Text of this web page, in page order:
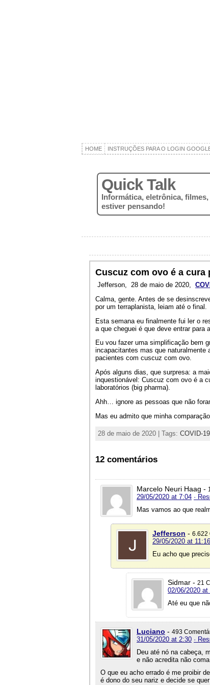
HOME INSTRUÇÕES PARA O LOGIN
Quick Talk
Informática, eletrônica,
estiver pensando!
Cuscuz com ovo é a cura
Jefferson, 28 de maio de 2020,
Calma, gente. Antes de se
por um terraplanista, leiam até o final.
Esta semana eu finalmente fui ler o
a que cheguei é que deve entrar para
Eu vou fazer uma simplificação bem
incapacitantes mas que naturalmente
pacientes com cuscuz com ovo.
Após alguns dias, que surpresa: a
inquestionável: Cuscuz com ovo é a
laboratórios (big pharma).
Ahh… ignore as pessoas que não
Mas eu admito que minha
28 de maio de 2020 | Tags: COVID-19
12 comentários
Marcelo Neuri Haag -
29/05/2020 at 7:04 ·
Mas vamos ao que
Jefferson - 6.622
29/05/2020 at 11:16
Eu acho que
Sidmar - 21
02/06/2020 at
Até eu que
Luciano - 493
31/05/2020 at 2:30 ·
Deu até nó na cabeça,
e não acredita não
O que eu acho errado é me proibir
é dono do seu nariz e decide se